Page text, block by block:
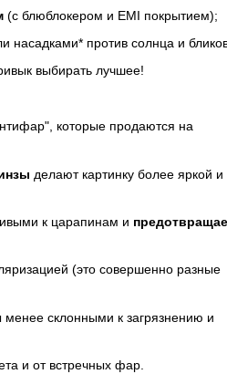
(с блюблокером и EMI покрытием);
насадками* против солнца и
выбирать лучшее!
которые продаются на
делают картинку более яркой и
к царапинам и
(это совершенно разные
менее склонными к загрязнению и
и от встречных фар.